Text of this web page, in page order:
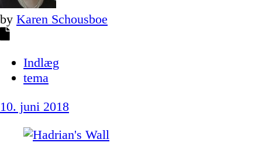
by Karen Schousboe
Indlæg
tema
10. juni 2018